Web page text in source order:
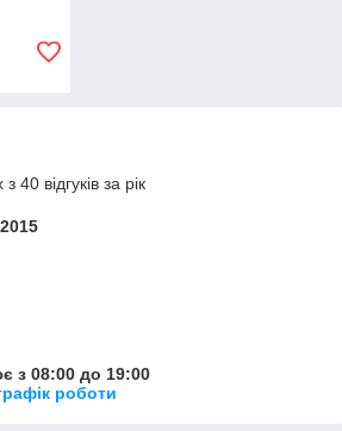
40 відгуків за рік
з 08:00 до 19:00
роботи